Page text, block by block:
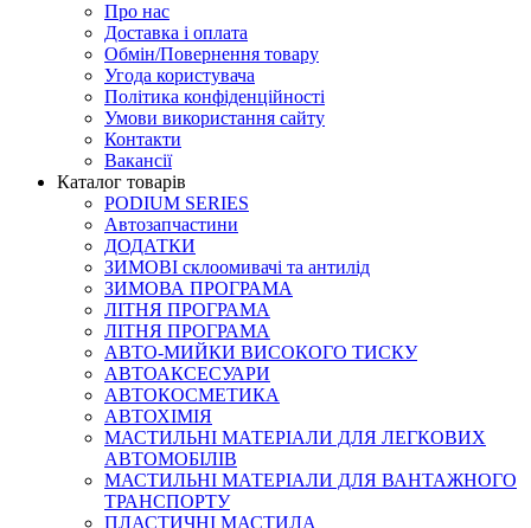
Про нас
Доставка і оплата
Обмін/Повернення товару
Угода користувача
Політика конфіденційності
Умови використання сайту
Контакти
Вакансії
Каталог товарів
PODIUM SERIES
Автозапчастини
ДОДАТКИ
ЗИМОВІ склоомивачі та антилід
ЗИМОВА ПРОГРАМА
ЛІТНЯ ПРОГРАМА
ЛІТНЯ ПРОГРАМА
АВТО-МИЙКИ ВИСОКОГО ТИСКУ
АВТОАКСЕСУАРИ
АВТОКОСМЕТИКА
АВТОХІМІЯ
МАСТИЛЬНІ МАТЕРІАЛИ ДЛЯ ЛЕГКОВИХ
АВТОМОБІЛІВ
МАСТИЛЬНІ МАТЕРІАЛИ ДЛЯ ВАНТАЖНОГО
ТРАНСПОРТУ
ПЛАСТИЧНІ МАСТИЛА